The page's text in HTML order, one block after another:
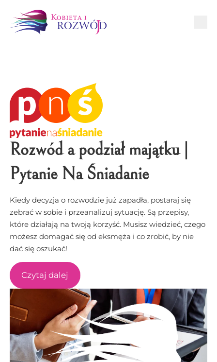
Rozwód a podział majątku |
Pytanie Na Śniadanie
Kiedy decyzja o rozwodzie już zapadła, postaraj się
zebrać w sobie i przeanalizuj sytuację. Są przepisy,
które działają na twoją korzyść. Musisz wiedzieć, czego
możesz domagać się od eksmęża i co zrobić, by nie
dać się oszukać!
Czytaj dalej